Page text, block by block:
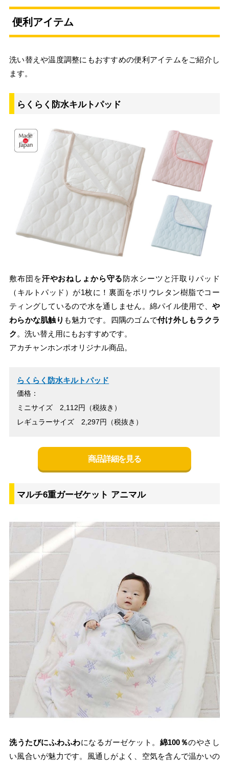
便利アイテム
洗い替えや温度調整にもおすすめの便利アイテムをご紹介し
ます。
らくらく防水キルトパッド
敷布団を汗やおねしょから守る防水シーツと汗取りパッド
（キルトパッド）が1枚に！裏面をポリウレタン樹脂でコー
ティングしているので水を通しません。綿パイル使用で、 や
わらかな肌触り も魅力です。四隅のゴムで付け外しもラクラ
ク。洗い替え用にもおすすめです。
アカチャンホンポオリジナル商品。
らくらく防水キルトパッド
価格：
ミニサイズ 2,112円（税抜き）
レギュラーサイズ 2,297円（税抜き）
商品詳細を見る
マルチ6重ガーゼケット アニマル
洗うたびにふわふわになるガーゼケット。 綿100％のやさし
い風合いが魅力です。風通しがよく、空気を含んで温かいの